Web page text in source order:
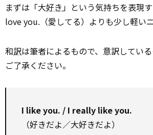
まずは「大好き」という気持ちを表現
love you.（愛してる）よりも少し軽いニ
和訳は筆者によるもので、意訳している
ご了承ください。
I like you. / I really like you.
（好きだよ／大好きだよ）